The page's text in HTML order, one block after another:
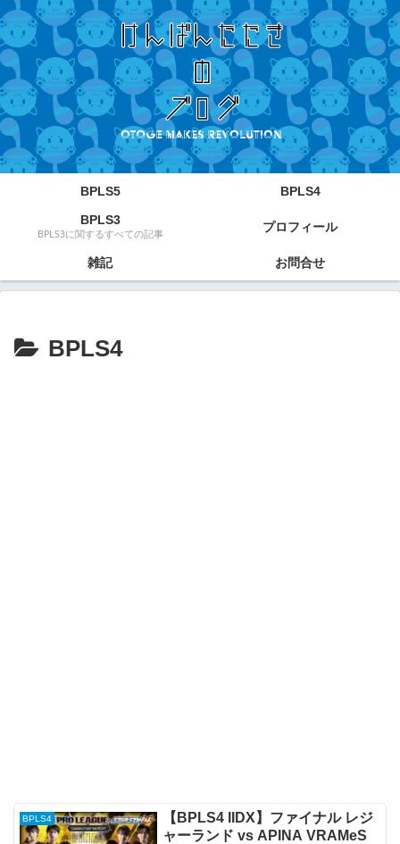
BPLS5
BPLS4
BPLS3
BPLS3に関するすべての記事 プロフィール
雑記 お問合せ
BPLS4
BPLS4
【BPLS4 IIDX】ファイナル レジ
ャーランド vs APINA VRAMeS